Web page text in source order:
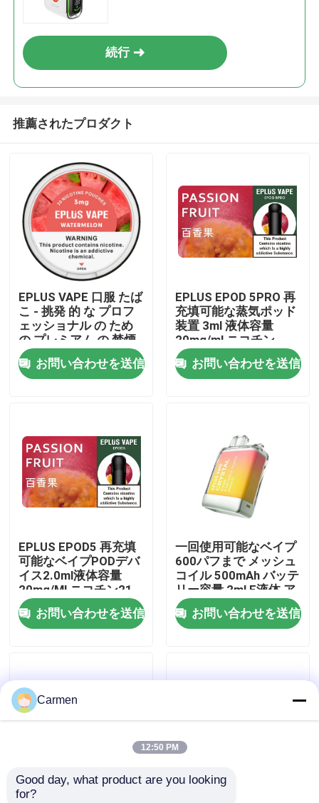
製品
ビデオ
会社案内
品質管理
見積依頼
ELFBAR 蒸気
続行
推薦されたプロダクト
EPLUS VAPE 口服 たば
こ - 挑発 的 な プロフ
ェッショナル の ため
の プレミアム の 禁煙
ソリューション
お問い合わせを送信
EPLUS EPOD 5PRO 再
充填可能な蒸気ポッド
装置 3ml 液体容量
20mg/ml ニコチン
お問い合わせを送信
EPLUS EPOD5 再充填
可能なベイプPODデバ
イス2.0ml液体容量
20mg/Ml ニコチン21
味のオプション
お問い合わせを送信
一回使用可能なベイプ
600パフまで メッシュ
コイル 500mAh バッテ
リー容量 2ml E液体 ア
ナナス 桃 マンゴー
お問い合わせを送信
一回使用可能なベイプ
Carmen
12:50 PM
Good day, what product are you looking
for?